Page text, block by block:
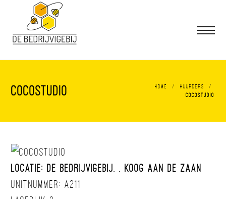
Cocostudio Home / Huurders /
Cocostudio
Locatie: De BedrijvigeBij, , Koog aan de Zaan
Unitnummer: A211